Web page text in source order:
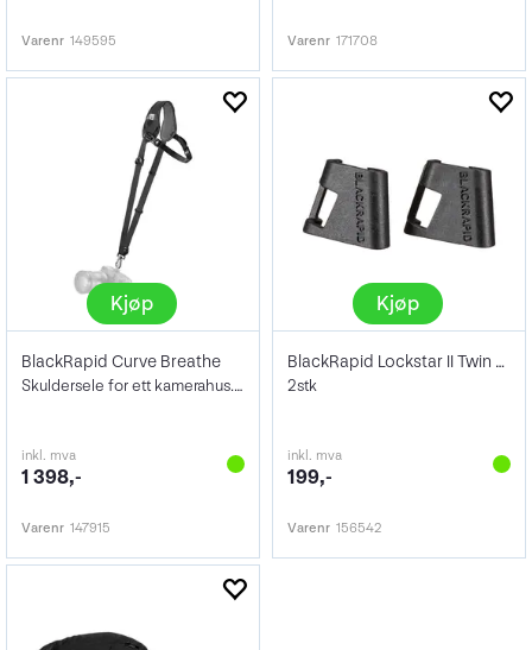
Varenr 149595 Varenr 171708
Kjøp
BlackRapid Curve Breathe
Skuldersele for ett kamerahus. Sort
inkl. mva
1 398,-
Varenr 147915
Kjøp
BlackRapid Lockstar II Twin Pack
2stk
inkl. mva
199,-
Varenr 156542